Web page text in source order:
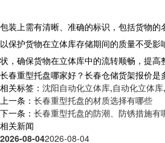
包装上需有清晰、准确的标识，包括货物
以保护货物在立体库存储期间的质量不受
状，确保货物在立体库中的流转顺畅，提高
长春重型托盘哪家好？长春仓储货架报价
相关标签： 沈阳自动化立体库,自动化立体库,
上一条： 长春重型托盘的材质选择有哪些
下一条： 长春重型托盘的防潮、防锈措施有
相关新闻
2026-08-042026-08-04